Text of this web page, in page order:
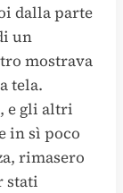
dalla parte
un
mostrava
tela.
e gli altri
in sì poco
rimasero
stati